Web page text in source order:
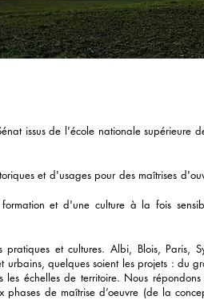
issus de l'école nationale supérieure
et d'usages pour des maîtrises
et d'une culture à la fois
et cultures. Albi, Blois, Paris,
urbains, quelques soient les projets : du
échelles de territoire. Nous répondons
phases de maîtrise d’oeuvre (de la